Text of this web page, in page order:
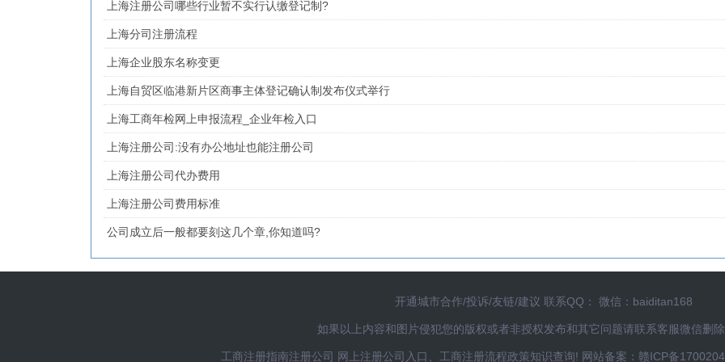
上海注册公司哪些行业暂不实行认缴登记制?
上海分司注册流程
上海企业股东名称变更
上海自贸区临港新片区商事主体登记确认制发布仪式举行
上海工商年检网上申报流程_企业年检入口
上海注册公司:没有办公地址也能注册公司
上海注册公司代办费用
上海注册公司费用标准
公司成立后一般都要刻这几个章,你知道吗?
开通城市合作/投诉/友链/建议 联系QQ： 微信：baiditan168
如果以上内容和图片侵犯您的版权或者非授权发布和其它问题请联系客服微信删除
工商注册指南注册公司 网上注册公司入口、工商注册流程政策知识查询! 网站备案： 赣ICP备